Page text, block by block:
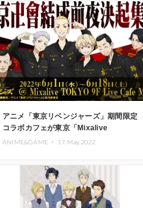
アニメ「東京リベンジャーズ」期間限定
コラボカフェが東京「Mixalive
TOKYO」にて限定開催
ANIME&GAME ・ 17.May.2022